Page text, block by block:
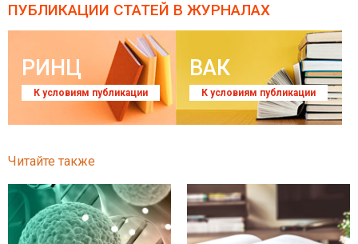
ПУБЛИКАЦИИ СТАТЕЙ В ЖУРНАЛАХ
РИНЦ
К условиям публикации
ВАК
К условиям публикации
Читайте также